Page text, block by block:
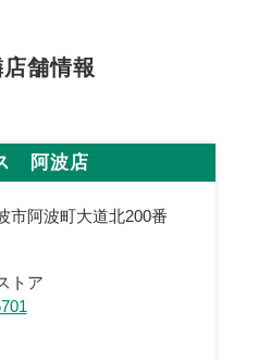
舗情報
阿波店
市阿波町大道北200番
トア